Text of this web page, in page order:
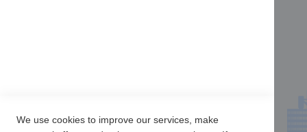
We use cookies to improve our services, make